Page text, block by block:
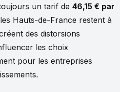
un tarif de 46,15 € par
Hauts-de-France restent à
des distorsions
les choix
pour les entreprises